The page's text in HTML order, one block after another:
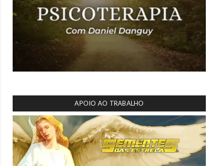
APOIO AO TRABALHO